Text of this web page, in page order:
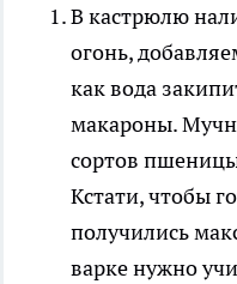
В кастрюлю
огонь,
как вода
макароны.
сортов
Кстати, чтобы
получились
варке нужно